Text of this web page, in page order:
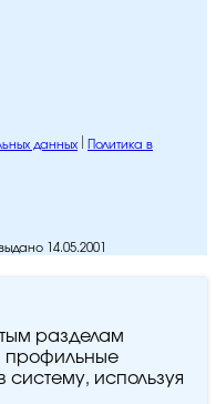
данных
Политика в
14.05.2001
разделам
профильные
используя